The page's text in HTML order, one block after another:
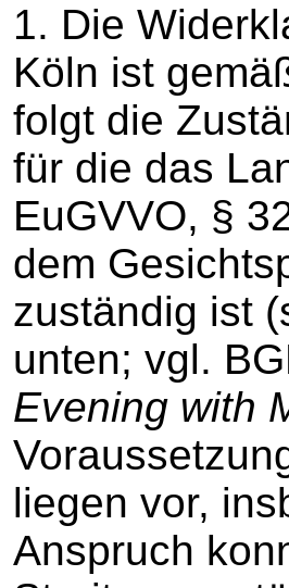
1. Die
Köln ist
folgt die
für die das
EuGVVO, §
dem
zuständig ist
unten; vgl.
Evening with
liegen vor,
Anspruch